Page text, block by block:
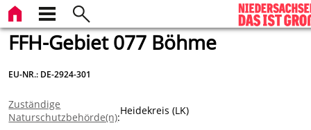
FFH-Gebiet 077 Böhme
EU-NR.: DE-2924-301
Zuständige
Naturschutzbehörde(n):
Heidekreis (LK)